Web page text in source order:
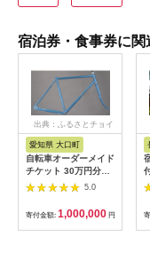
宿泊券・食事券に
出典：ふるさとチョイ
愛知県 大口町
自転車オーダーメイド
チケット 30万円分
【1360365】
5.0
寄付金額: 1,000,000 円